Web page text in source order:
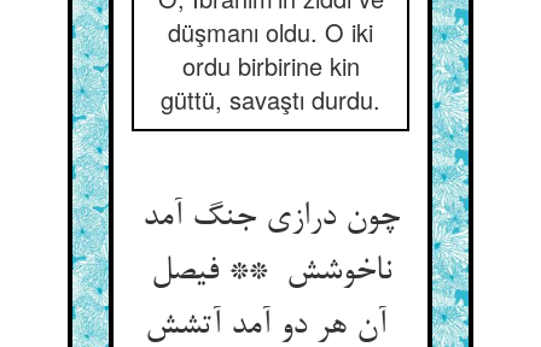
düşmanı oldu. O iki
ordu birbirine kin
güttü, savaştı durdu.
چون درازی جنگ آمد
ناخوشش ** فیصل